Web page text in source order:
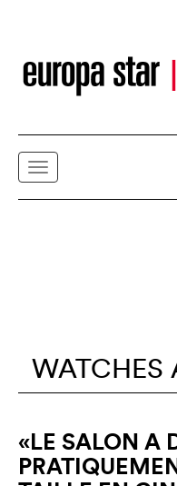
WATCHES
«LE SALON A